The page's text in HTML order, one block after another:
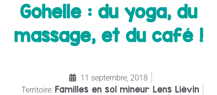
Gohelle : du yoga, du
massage, et du café !
11 septembre, 2018
Territoire: Familles en sol mineur Lens Liévin